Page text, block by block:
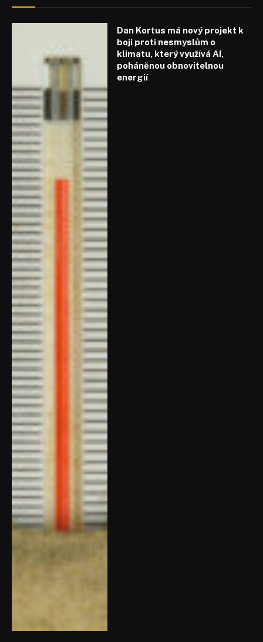
Dan Kortus má nový projekt k
boji proti nesmyslům o
klimatu, který využívá AI,
poháněnou obnovitelnou
energií